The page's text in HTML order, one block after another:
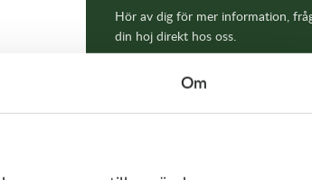
Om
Hör av dig för mer information,
din hoj direkt hos oss.
FLER VERKSTADSTJÄNSTER